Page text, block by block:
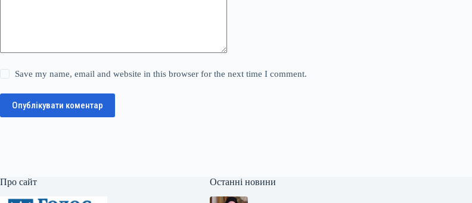
Save my name, email and website in this browser for the next time I comment.
Опублікувати коментар
Про сайт Останні новини